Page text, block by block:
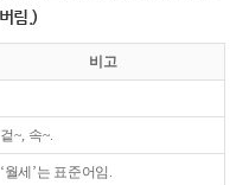
림.)
비고
겉~, 속~.
‘월세’는 표준어임.